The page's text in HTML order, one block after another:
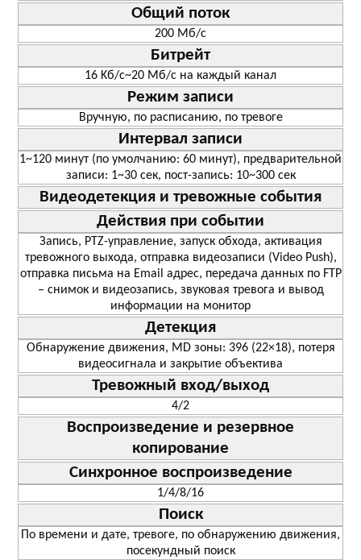
Общий поток
200 Mб/с
Битрейт
16 Kб/с~20 Мб/с на каждый канал
Режим записи
Вручную, по расписанию, по тревоге
Интервал записи
1~120 минут (по умолчанию: 60 минут), предварительной
записи: 1~30 сек, пост-запись: 10~300 сек
Видеодетекция и тревожные события
Действия при событии
Запись, PTZ-управление, запуск обхода, активация
тревожного выхода, отправка видеозаписи (Video Push),
отправка письма на Email адрес, передача данных по FTP
– снимок и видеозапись, звуковая тревога и вывод
информации на монитор
Детекция
Обнаружение движения, MD зоны: 396 (22×18), потеря
видеосигнала и закрытие объектива
Тревожный вход/выход
4/2
Воспроизведение и резервное
копирование
Синхронное воспроизведение
1/4/8/16
Поиск
По времени и дате, тревоге, по обнаружению движения,
посекундный поиск